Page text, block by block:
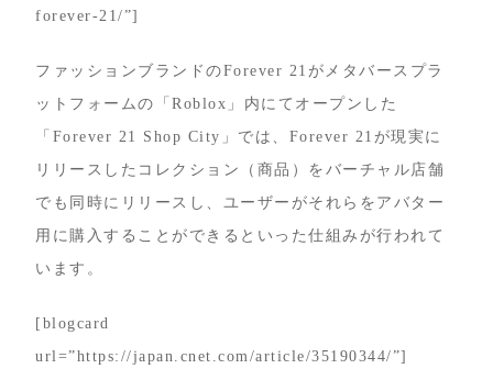
forever-21/”]
ファッションブランドのForever 21がメタバースプラ
ットフォームの「Roblox」内にてオープンした
「Forever 21 Shop City」では、Forever 21が現実に
リリースしたコレクション（商品）をバーチャル店舗
でも同時にリリースし、ユーザーがそれらをアバター
用に購入することができるといった仕組みが行われて
います。
[blogcard
url=”https://japan.cnet.com/article/35190344/”]